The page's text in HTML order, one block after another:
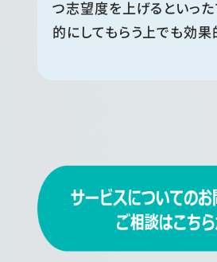
つ志望度を上げるといっ
的にしてもらう上でも効果